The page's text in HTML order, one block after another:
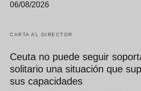
06/08/2026
CARTA AL DIRECTOR
Ceuta no puede seguir
solitario una situación que
sus capacidades